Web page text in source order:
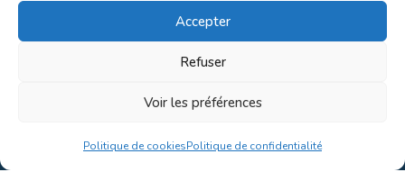
Accepter
Refuser
Voir les préférences
Politique de cookiesPolitique de confidentialité
Au coeur de la nature!